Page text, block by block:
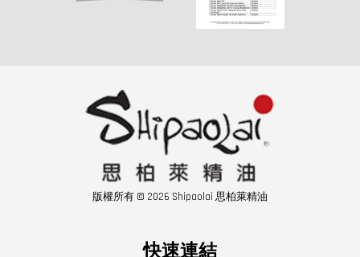
版權所有 © 2026 Shipaolai 思柏萊精油
快速連結